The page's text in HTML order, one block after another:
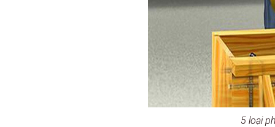
5 loại